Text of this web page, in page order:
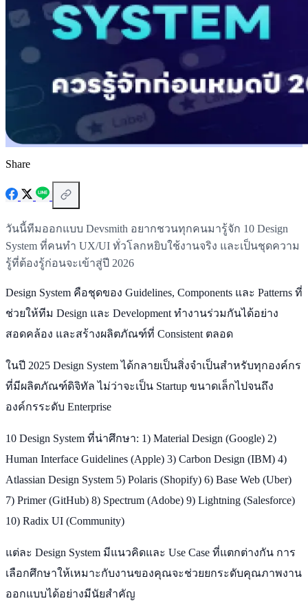
Share
วันนี้ทีมออกแบบ Devsmith อยากชวนทุกคนมารู้จัก 10 Design
System ที่คนทำ UX/UI ทั่วโลกหยิบใช้งานจริง และเป็นชุดความ
รู้ที่ต้องรู้ก่อนจะเข้าสู่ปี 2026
Design System คือชุดของ Guidelines, Components และ Patterns ที่
ช่วยให้ทีม Design และ Development ทำงานร่วมกันได้อย่าง
สอดคล้อง และสร้างผลิตภัณฑ์ที่ Consistent ตลอด
ในปี 2025 Design System ได้กลายเป็นสิ่งจำเป็นสำหรับทุกองค์กร
ที่มีผลิตภัณฑ์ดิจิทัล ไม่ว่าจะเป็น Startup ขนาดเล็กไปจนถึง
องค์กรระดับ Enterprise
10 Design System ที่น่าศึกษา: 1) Material Design (Google) 2)
Human Interface Guidelines (Apple) 3) Carbon Design (IBM) 4)
Atlassian Design System 5) Polaris (Shopify) 6) Base Web (Uber)
7) Primer (GitHub) 8) Spectrum (Adobe) 9) Lightning (Salesforce)
10) Radix UI (Community)
แต่ละ Design System มีแนวคิดและ Use Case ที่แตกต่างกัน การ
เลือกศึกษาให้เหมาะกับงานของคุณจะช่วยยกระดับคุณภาพงาน
ออกแบบได้อย่างมีนัยสำคัญ